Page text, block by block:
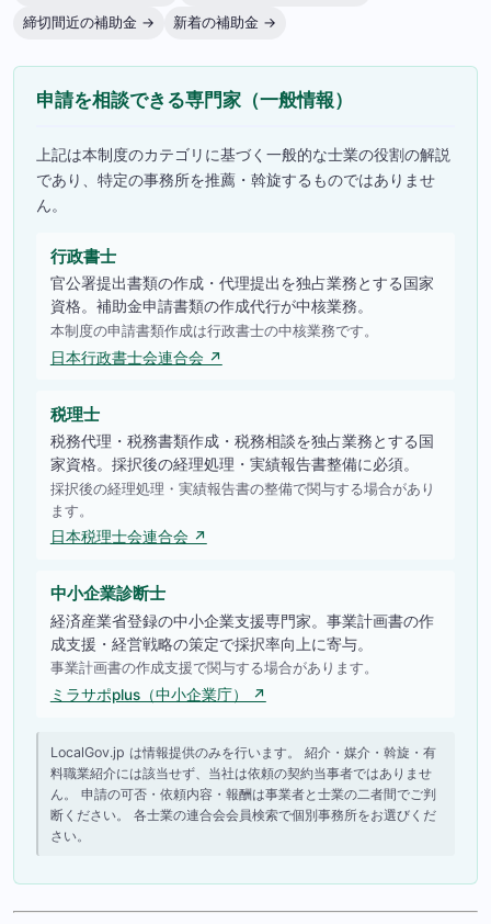
締切間近の補助金 →
新着の補助金 →
申請を相談できる専門家（一般情報）
上記は本制度のカテゴリに基づく一般的な士業の役割の解説
であり、特定の事務所を推薦・斡旋するものではありませ
ん。
行政書士
官公署提出書類の作成・代理提出を独占業務とする国家
資格。補助金申請書類の作成代行が中核業務。
本制度の申請書類作成は行政書士の中核業務です。
日本行政書士会連合会 ↗
税理士
税務代理・税務書類作成・税務相談を独占業務とする国
家資格。採択後の経理処理・実績報告書整備に必須。
採択後の経理処理・実績報告書の整備で関与する場合があり
ます。
日本税理士会連合会 ↗
中小企業診断士
経済産業省登録の中小企業支援専門家。事業計画書の作
成支援・経営戦略の策定で採択率向上に寄与。
事業計画書の作成支援で関与する場合があります。
ミラサポplus（中小企業庁） ↗
LocalGov.jp は情報提供のみを行います。 紹介・媒介・斡旋・有
料職業紹介には該当せず、当社は依頼の契約当事者ではありませ
ん。 申請の可否・依頼内容・報酬は事業者と士業の二者間でご判
断ください。 各士業の連合会会員検索で個別事務所をお選びくだ
さい。